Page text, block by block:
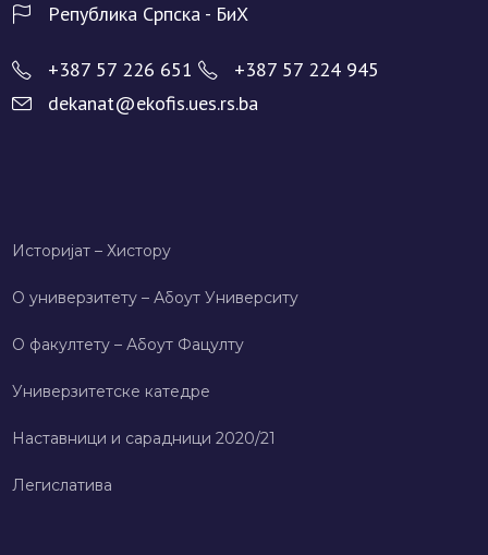
Рeпублика Српска - БиХ
+387 57 226 651
+387 57 224 945
dekanat@ekofis.ues.rs.ba
Историјат – Хисторy
О универзитету – Абоут Университy
О факултету – Абоут Фацултy
Универзитетске катедре
Наставници и сарадници 2020/21
Легислатива